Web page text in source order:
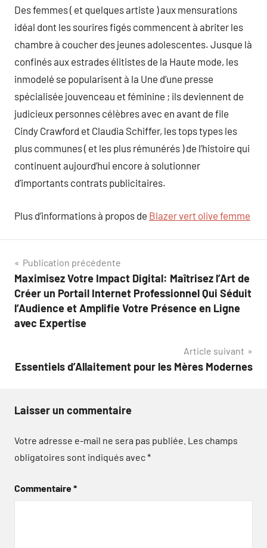
Des femmes ( et quelques artiste ) aux mensurations
idéal dont les sourires figés commencent à abriter les
chambre à coucher des jeunes adolescentes. Jusque là
confinés aux estrades élitistes de la Haute mode, les
inmodelé se popularisent à la Une d’une presse
spécialisée jouvenceau et féminine ; ils deviennent de
judicieux personnes célèbres avec en avant de file
Cindy Crawford et Claudia Schiffer, les tops types les
plus communes ( et les plus rémunérés ) de l’histoire qui
continuent aujourd’hui encore à solutionner
d’importants contrats publicitaires.
Plus d’informations à propos de Blazer vert olive femme
Navigation
de
l’article
Publication précédente
Maximisez Votre Impact Digital: Maîtrisez l’Art de
Créer un Portail Internet Professionnel Qui Séduit
l’Audience et Amplifie Votre Présence en Ligne
avec Expertise
Article suivant
Essentiels d’Allaitement pour les Mères Modernes
Laisser un commentaire
Votre adresse e-mail ne sera pas publiée. Les champs
obligatoires sont indiqués avec*
Commentaire*